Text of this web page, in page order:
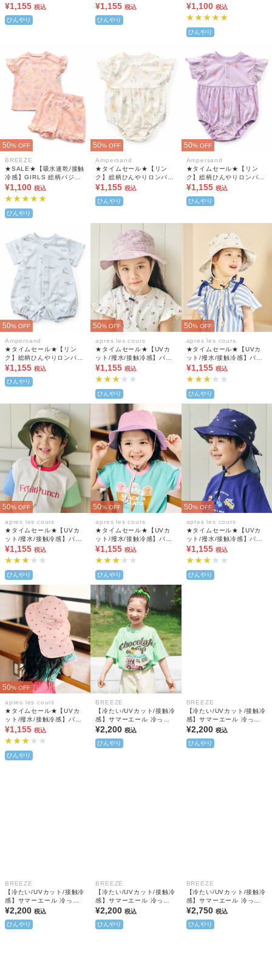
パス 吸水速乾 接触冷感
¥1,155 税込
ひんやり
パス 吸水速乾 接触冷感
¥1,155 税込
ひんやり
マ
¥1,100 税込
ひんやり
50% OFF
BREEZE
★SALE★【吸水速乾/接触
冷感】GIRLS 総柄パジャ
マ
¥1,100 税込
ひんやり
50% OFF
Ampersand
★タイムセール★【リン
ク】総柄ひんやりロンパス
A 吸水速乾 接触冷感
¥1,155 税込
ひんやり
50% OFF
Ampersand
★タイムセール★【リン
ク】総柄ひんやりロンパス
A 吸水速乾 接触冷感
¥1,155 税込
ひんやり
50% OFF
Ampersand
★タイムセール★【リン
ク】総柄ひんやりロンパス
A 吸水速乾 接触冷感
¥1,155 税込
ひんやり
50% OFF
apres les cours
★タイムセール★【UVカ
ット/撥水/接触冷感】バラ
エティアウトドアハット_
保冷剤ポケット付き
¥1,155 税込
ひんやり
50% OFF
apres les cours
★タイムセール★【UVカ
ット/撥水/接触冷感】バラ
エティアウトドアハット_
保冷剤ポケット付き
¥1,155 税込
ひんやり
50% OFF
apres les cours
★タイムセール★【UVカ
ット/撥水/接触冷感】バラ
エティアウトドアハット_
保冷剤ポケット付き
¥1,155 税込
ひんやり
50% OFF
apres les cours
★タイムセール★【UVカ
ット/撥水/接触冷感】バラ
エティアウトドアハット_
保冷剤ポケット付き
¥1,155 税込
ひんやり
50% OFF
apres les cours
★タイムセール★【UVカ
ット/撥水/接触冷感】バラ
エティアウトドアハット_
保冷剤ポケット付き
¥1,155 税込
ひんやり
50% OFF
apres les cours
★タイムセール★【UVカ
ット/撥水/接触冷感】バラ
エティアウトドアハット_
保冷剤ポケット付き
¥1,155 税込
ひんやり
BREEZE
【冷たい/UVカット/接触冷
感】サマーエール 冷っほ
ーい！Tシャツ(キッズサイ
¥2,200税込
ひんやり
BREEZE
【冷たい/UVカット/接触冷
感】サマーエール 冷っほ
ーい！Tシャツ(キッズサイ
¥2,200 税込
ひんやり
BREEZE
【冷たい/UVカット/接触冷
感】サマーエール 冷っほ
ーい！Tシャツ(キッズサイ
¥2,200 税込
ひんやり
BREEZE
【冷たい/UVカット/接触冷
感】サマーエール 冷っほ
ーい！Tシャツ(キッズサイ
¥2,200税込
ひんやり
BREEZE
【冷たい/UVカット/接触冷
感】サマーエール 冷っほ
ーい！Tシャツ(大人サイズ)
¥2,750 税込
ひんやり